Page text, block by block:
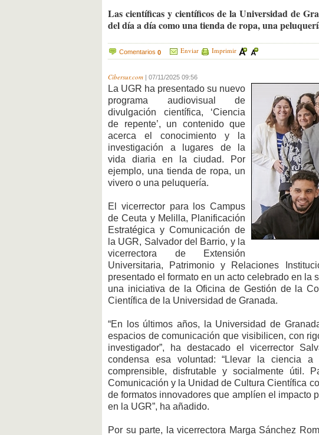
Las científicas y científicos de la Universidad de
del día a día como una tienda de ropa, una
Comentarios 0 Enviar Imprimir
Cibersur.com 07/11/2025 09:56
La UGR ha presentado su nuevo
programa audiovisual de
divulgación científica, ‘Ciencia
de repente’, un contenido que
acerca el conocimiento y la
investigación a lugares de la
vida diaria en la ciudad. Por
ejemplo, una tienda de ropa, un
vivero o una peluquería.
El vicerrector para los Campus
de Ceuta y Melilla, Planificación
Estratégica y Comunicación de
la UGR, Salvador del Barrio, y la
vicerrectora de Extensión
Universitaria, Patrimonio y Relaciones
presentado el formato en un acto celebrado en la
una iniciativa de la Oficina de Gestión de la
Científica de la Universidad de Granada.
“En los últimos años, la Universidad de
espacios de comunicación que visibilicen, con
investigador”, ha destacado el vicerrector
condensa esa voluntad: “Llevar la ciencia
comprensible, disfrutable y socialmente útil.
Comunicación y la Unidad de Cultura Científica
de formatos innovadores que amplíen el impacto
en la UGR”, ha añadido.
Por su parte, la vicerrectora Marga Sánchez